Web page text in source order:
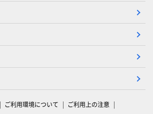
ご利用環境について ご利用上の注意